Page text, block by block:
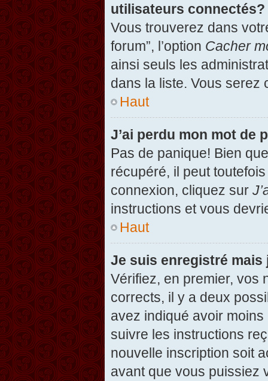
utilisateurs connectés?
Vous trouverez dans
forum”, l’option Cacher
ainsi seuls les
dans la liste. Vous serez
Haut
J’ai perdu mon mot de
Pas de panique! Bien
récupéré, il peut
connexion, cliquez sur
instructions et vous
Haut
Je suis enregistré mais
Vérifiez, en premier, vos
corrects, il y a deux
avez indiqué avoir
suivre les instructions
nouvelle inscription soit
avant que vous puissiez